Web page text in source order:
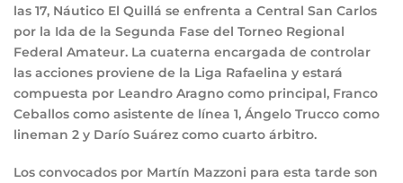
las 17, Náutico El Quillá se enfrenta a Central San Carlos
por la Ida de la Segunda Fase del Torneo Regional
Federal Amateur. La cuaterna encargada de controlar
las acciones proviene de la Liga Rafaelina y estará
compuesta por Leandro Aragno como principal, Franco
Ceballos como asistente de línea 1, Ángelo Trucco como
lineman 2 y Darío Suárez como cuarto árbitro.
Los convocados por Martín Mazzoni para esta tarde son